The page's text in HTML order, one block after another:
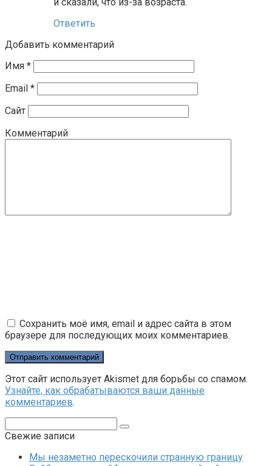
Ответить
Добавить комментарий
Имя *
Email *
Сайт
Комментарий
Сохранить моё имя, email и адрес сайта в этом
браузере для последующих моих комментариев.
Этот сайт использует Akismet для борьбы со спамом.
Узнайте, как обрабатываются ваши данные
комментариев.
Свежие записи
Мы незаметно перескочили странную границу